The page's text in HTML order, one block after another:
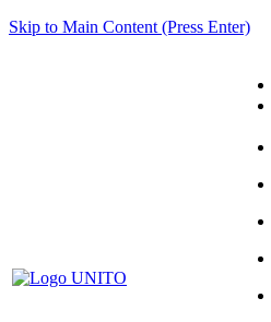
Skip to Main Content (Press Enter)